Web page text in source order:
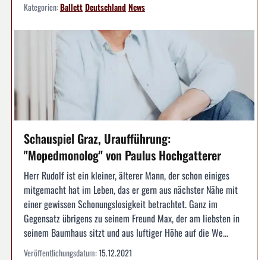
Kategorien:BallettDeutschlandNews
Schauspiel Graz, Uraufführung:
"Mopedmonolog" von Paulus Hochgatterer
Herr Rudolf ist ein kleiner, älterer Mann, der schon einiges
mitgemacht hat im Leben, das er gern aus nächster Nähe mit
einer gewissen Schonungslosigkeit betrachtet. Ganz im
Gegensatz übrigens zu seinem Freund Max, der am liebsten in
seinem Baumhaus sitzt und aus luftiger Höhe auf die We...
Veröffentlichungsdatum:15.12.2021